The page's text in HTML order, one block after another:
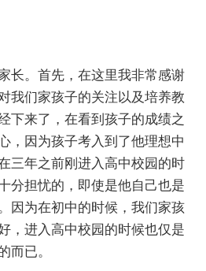
。首先，在这里我非常感谢
我们家孩子的关注以及培养教
下来了，在看到孩子的成绩之
，因为孩子考入到了他理想中
三年之前刚进入高中校园的时
分担忧的，即使是他自己也是
因为在初中的时候，我们家孩
，进入高中校园的时候也仅是
而已。